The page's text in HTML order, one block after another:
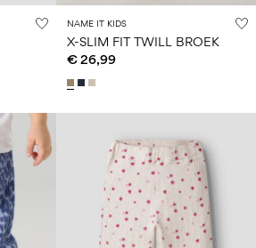
NAME IT KIDS
X-SLIM FIT TWILL BROEK
€ 26,99